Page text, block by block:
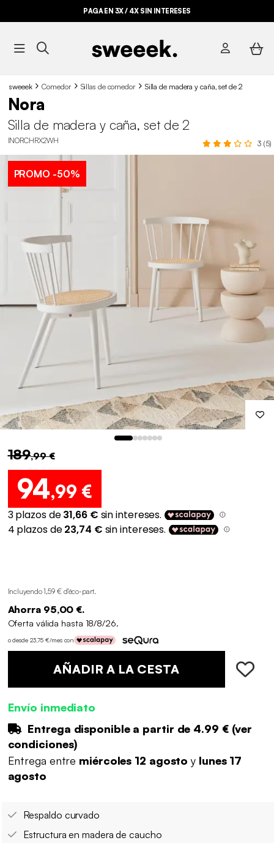
PAGA EN 3X / 4X SIN INTERESES
sweeek Comedor Sillas de comedor Silla de madera y caña, set de 2
Nora
Silla de madera y caña, set de 2
INORCHRX2WH 3 (5)
PROMO -50%
189,99 €
94,99 €
Incluyendo 1,59 € d'éco-part.
Ahorra 95,00 €.
Oferta válida hasta 18/8/26.
o desde 23,75 €/mes con
AÑADIR A LA CESTA
Envío inmediato
Entrega disponible a partir de 4.99 €(ver
condiciones)
Entrega entre miércoles 12 agostoy lunes 17
agosto
Respaldo curvado
Estructura en madera de caucho